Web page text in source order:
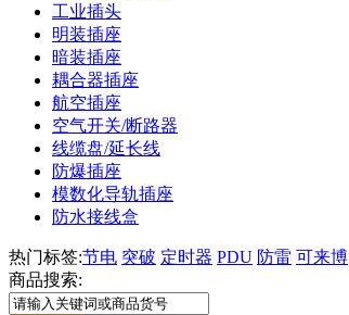
工业插头
明装插座
暗装插座
耦合器插座
航空插座
空气开关/断路器
线缆盘/延长线
防爆插座
模数化导轨插座
防水接线盒
热门标签:节电 突破 定时器 PDU 防雷 可来博
商品搜索: